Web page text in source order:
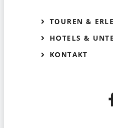
TOUREN &
HOTELS &
KONTAKT